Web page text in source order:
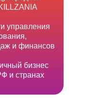
управления
и финансов
бизнес
и странах